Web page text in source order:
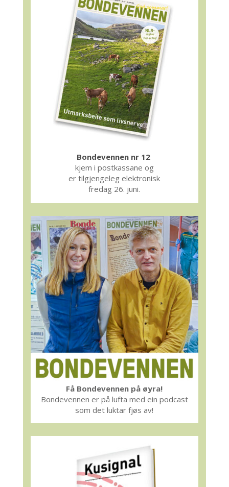
Bondevennen nr 12
kjem i postkassane og
er tilgjengeleg elektronisk
fredag 26. juni.
Få Bondevennen på øyra!
Bondevennen er på lufta med ein podcast
som det luktar fjøs av!